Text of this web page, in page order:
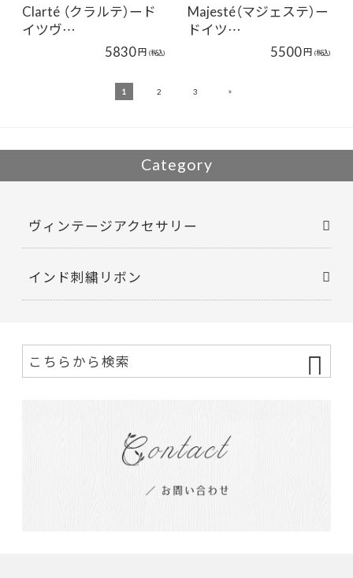
Clarté （クラルテ）ード
イツヴ…
5830円 (税込)
Majesté（マジェステ）ー
ドイツ…
5500円 (税込)
1 2 3 »
Category
ヴィンテージアクセサリー
インド刺繍リボン